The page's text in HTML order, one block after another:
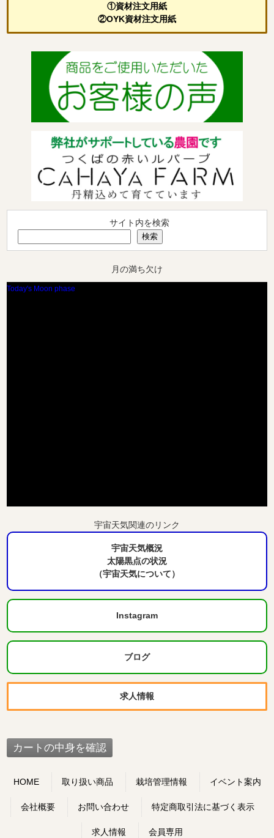
①資材注文用紙
②OYK資材注文用紙
サイト内を検索
検索
月の満ち欠け
Today's Moon phase
宇宙天気関連のリンク
宇宙天気概況
太陽黒点の状況
（宇宙天気について）
Instagram
ブログ
求人情報
HOME 取り扱い商品 栽培管理情報 イベント案内
会社概要 お問い合わせ 特定商取引法に基づく表示
求人情報 会員専用